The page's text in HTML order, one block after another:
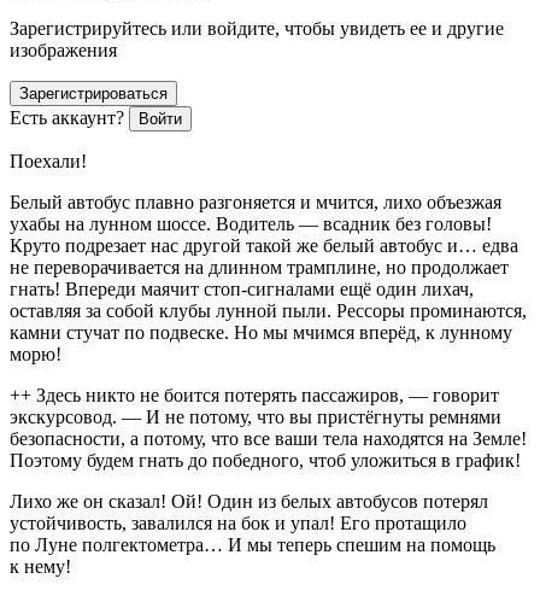
Зарегистрируйтесь или войдите, чтобы увидеть ее и другие
изображения
Зарегистрироваться
Есть аккаунт? Войти
Поехали!
Белый автобус плавно разгоняется и мчится, лихо объезжая
ухабы на лунном шоссе. Водитель — всадник без головы!
Круто подрезает нас другой такой же белый автобус и… едва
не переворачивается на длинном трамплине, но продолжает
гнать! Впереди маячит стоп-сигналами ещё один лихач,
оставляя за собой клубы лунной пыли. Рессоры проминаются,
камни стучат по подвеске. Но мы мчимся вперёд, к лунному
морю!
++ Здесь никто не боится потерять пассажиров, — говорит
экскурсовод. — И не потому, что вы пристёгнуты ремнями
безопасности, а потому, что все ваши тела находятся на Земле!
Поэтому будем гнать до победного, чтоб уложиться в график!
Лихо же он сказал! Ой! Один из белых автобусов потерял
устойчивость, завалился на бок и упал! Его протащило
по Луне полгектометра… И мы теперь спешим на помощь
к нему!